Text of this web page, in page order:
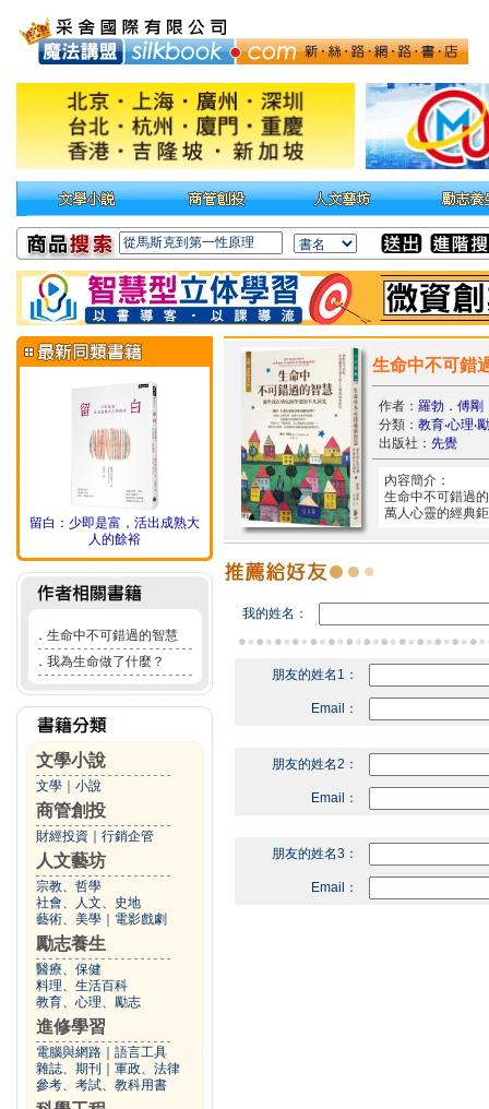
留白：少即是富，活出成熟大
人的餘裕
． 生命中不可錯過的智慧
． 我為生命做了什麼？
文學小說
文學 小說
商管創投
財經投資 行銷企管
人文藝坊
宗教、哲學
社會、人文、史地
藝術、美學
電影戲劇
勵志養生
醫療、保健
料理、生活百科
教育、心理、勵志
進修學習
電腦與網路
語言工具
雜誌、期刊
軍政、法律
參考、考試、教科用書
生命中不可錯
作者： 羅勃．傅剛
分類： 教育‧心理‧
出版社： 先覺
內容簡介：
生命中不可錯過
萬人心靈的
我的姓名：
朋友的姓名1：
Email：
朋友的姓名2：
Email：
朋友的姓名3：
Email：